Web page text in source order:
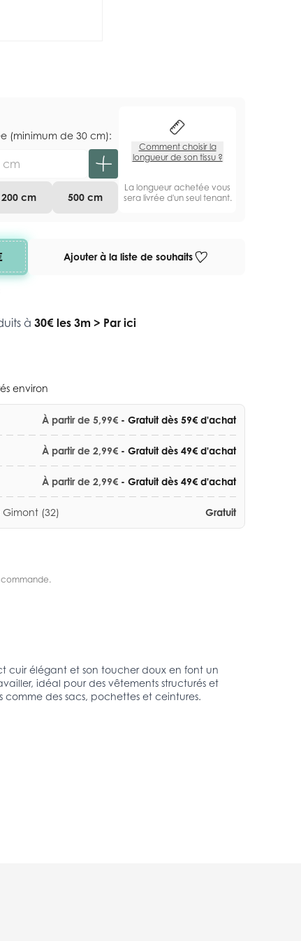
(minimum de 30 cm):
cm
200 cm 500 cm
Comment choisir la
longueur de son tissu ?
La longueur achetée vous
sera livrée d'un seul tenant.
Ajouter à la liste de souhaits
à 30€ les 3m > Par ici
environ
À partir de 5,99€ - Gratuit dès 59€ d'achat
À partir de 2,99€ - Gratuit dès 49€ d'achat
À partir de 2,99€ - Gratuit dès 49€ d'achat
(32) Gratuit
commande.
cuir élégant et son toucher doux en font un
idéal pour des vêtements structurés et
comme des sacs, pochettes et ceintures.